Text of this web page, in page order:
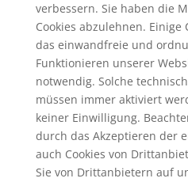
verbessern. Sie haben die
Cookies abzulehnen.
das einwandfreie und
Funktionieren unserer
notwendig. Solche
müssen immer aktiviert
keiner Einwilligung.
durch das Akzeptieren der
auch Cookies von
Sie von Drittanbietern auf